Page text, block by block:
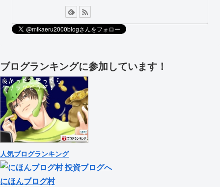
ブログランキングに参加しています！
人気ブログランキング
にほんブログ村